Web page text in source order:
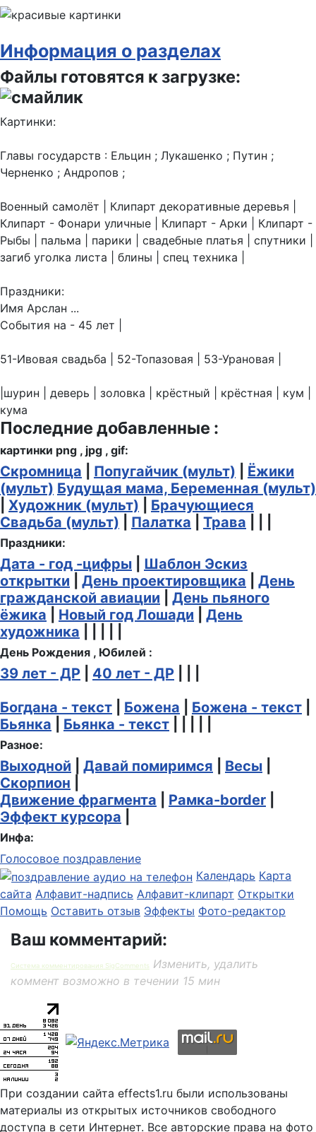
Информация о разделах
Файлы готовятся к загрузке:
Картинки:
Главы государств : Ельцин ; Лукашенко ; Путин ;
Черненко ; Андропов ;
Военный самолёт | Клипарт декоративные деревья |
Клипарт - Фонари уличные | Клипарт - Арки | Клипарт -
Рыбы | пальма | парики | свадебные платья | спутники |
загиб уголка листа | блины | спец техника |
Праздники:
Имя Арслан ...
События на - 45 лет |
51-Ивовая свадьба | 52-Топазовая | 53-Урановая |
|шурин | деверь | золовка | крёстный | крёстная | кум |
кума
Последние добавленные :
картинки png , jpg , gif:
Скромница Попугайчик (мульт)
Ёжики
(мульт) Будущая мама, Беременная (мульт)
Художник (мульт)
Брачующиеся
Свадьба (мульт)
Палатка Трава
Праздники:
Дата - год -цифры
Шаблон Эскиз
открытки
День проектировщика
День
гражданской авиации
День пьяного
ёжика
Новый год Лошади
День
художника
День Рождения , Юбилей :
39 лет - ДР 40 лет - ДР
Богдана - текст
Божена Божена - текст
Бьянка
Бьянка - текст
Разное:
Выходной Давай помиримся Весы
Скорпион
Движение фрагмента
Рамка-border
Эффект курсора
Инфа:
Голосовое поздравление
Календарь Карта
сайта Алфавит-надпись Алфавит-клипарт Открытки
Помощь Оставить отзыв Эффекты Фото-редактор
Ваш комментарий:
Система комментирования SigComments
Изменить, удалить
коммент возможно в течении 15 мин
При создании сайта effects1.ru были использованы
материалы из открытых источников свободного
доступа в сети Интернет. Все авторские права на фото